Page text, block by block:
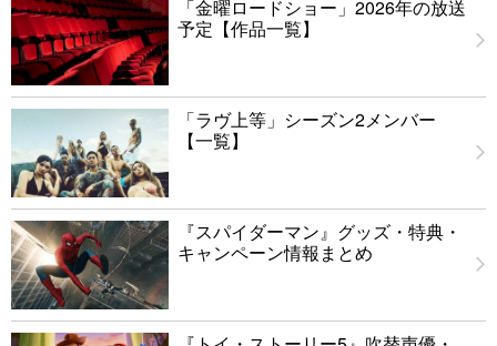
「金曜ロードショー」2026年の放送
予定【作品一覧】
「ラヴ上等」シーズン2メンバー
【一覧】
『スパイダーマン』グッズ・特典・
キャンペーン情報まとめ